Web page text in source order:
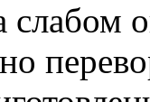
слабом